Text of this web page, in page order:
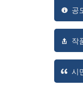
공
작
시